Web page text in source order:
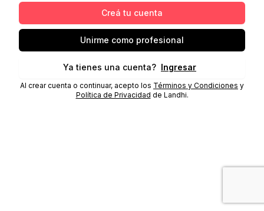
Creá tu cuenta
Unirme como profesional
Ya tienes una cuenta? Ingresar
Al crear cuenta o continuar, acepto los Términos y Condiciones y
Política de Privacidad de Landhi.